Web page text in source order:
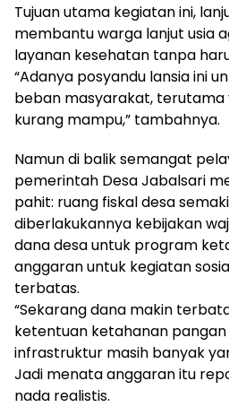
Tujuan utama kegiatan ini,
membantu warga lanjut usia
layanan kesehatan tanpa
“Adanya posyandu lansia ini
beban masyarakat, terutama
kurang mampu,” tambahnya.
Namun di balik semangat
pemerintah Desa Jabalsari
pahit: ruang fiskal desa
diberlakukannya kebijakan
dana desa untuk program
anggaran untuk kegiatan
terbatas.
“Sekarang dana makin
ketentuan ketahanan
infrastruktur masih banyak
Jadi menata anggaran itu
nada realistis.